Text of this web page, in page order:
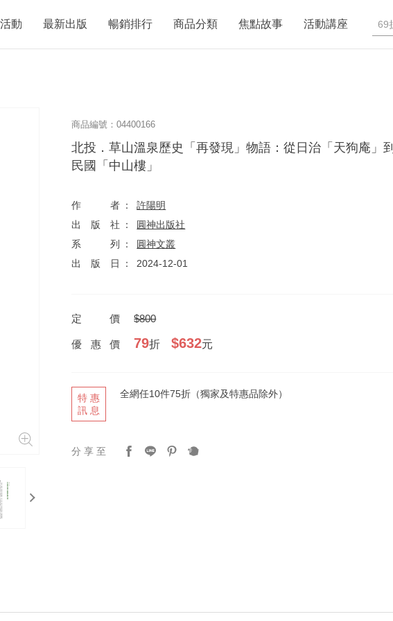
動 最新出版 暢銷排行 商品分類 焦點故事 活動講座
商品編號：04400166
北投．草山溫泉歷史「再發現」物語：從日治「天狗庵」到
民國「中山樓」
作者
許陽明
出版社
圓神出版社
系列
圓神文叢
出版日
2024-12-01
定價 $800
優惠價 79折$632元
特惠
訊息
全網任10件75折（獨家及特惠品除外）
分享至